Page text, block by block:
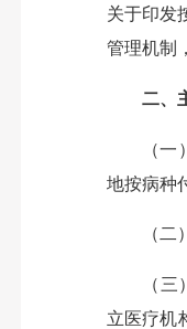
关于印发
管理机制
二、
（
地按病种
（
（
立医疗机